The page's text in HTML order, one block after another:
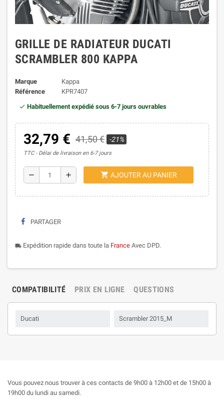
GRILLE DE RADIATEUR DUCATI
SCRAMBLER 800 KAPPA
Marque
Kappa
Référence
KPR7407
Habituellement expédié sous 6-7 jours ouvrables
32,79 € 41,50 € -21%
TTC Délai de livraison en 6-7 jours
remove add shopping_cart AJOUTER AU PANIER
PARTAGER
local_shipping Expédition rapide dans toute la France Avec DPD.
COMPATIBILITÉ PRIX EN LIGNE QUESTIONS
Ducati Scrambler 2015_M
Vous pouvez nous trouver à ces contacts de 9h00 à 12h00 et de 15h00 à
19h00 du lundi au samedi.